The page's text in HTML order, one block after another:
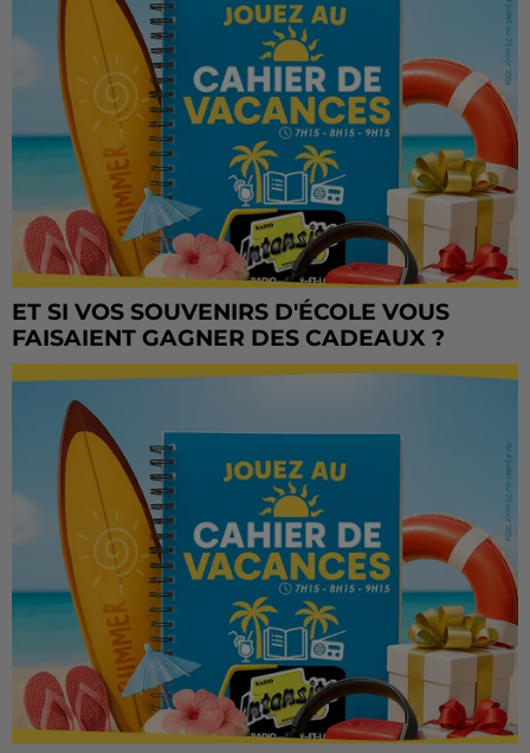
ET SI VOS SOUVENIRS D'ÉCOLE VOUS
FAISAIENT GAGNER DES CADEAUX ?